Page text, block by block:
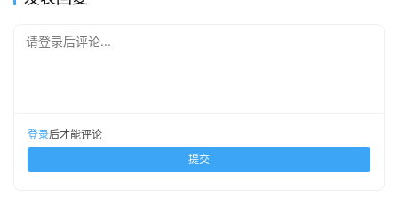
请登录后评论...
登录后才能评论
提交